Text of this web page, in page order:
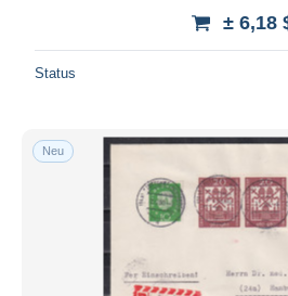
± 6,18
Status
Neu